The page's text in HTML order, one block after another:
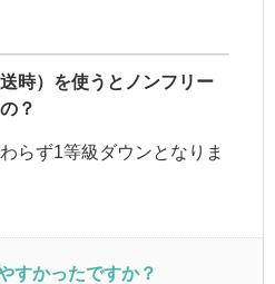
時）を使うとノンフリー
？
らず1等級ダウンとなりま
すかったですか？